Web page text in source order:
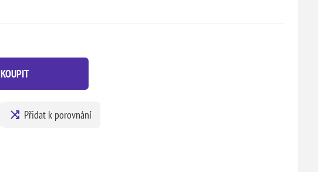
KOUPIT
Přidat k porovnání